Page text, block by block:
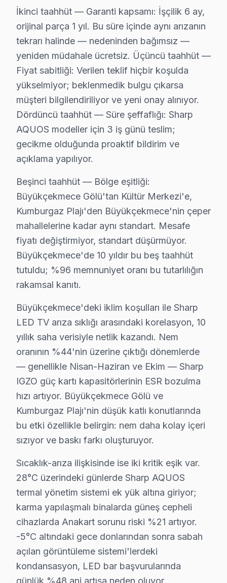
19 Mayıs Mahallesi'nde, genellikle Sharp
Ahmediye'de Sharp TV Servisi
Ahmediye Mahallesi, Sharp televizyon kullanıcıları
Alkent 2000'de Sharp TV Servisi
Alkent 2000 Mahallesi'nde Sharp televizyonunuz'lerde
Atatürk'te Sharp TV Servisi
Atatürk Mahallesi'nde, Sharp televizyon'ler genellikle
Bahçelievler'de Sharp TV Servisi
Bahçelievler Mahallesi'nde, Sharp televizyonunuz
Batıköy'de Sharp TV Servisi
Batıköy Mahallesi, bu cihaz ekran'lerde sıkça
Celaliye'de bu marka TV Servisi
Celaliye Mahallesi'nde, Sharp televizyon arızalarının
Cumhuriyet'te bu TV TV Servisi
Cumhuriyet Mahallesi'nde, Sharp televizyon'lerde sık
Çakmaklı'da Sharp TV Servisi
Çakmaklı Mahallesi, söz konusu model
Dizdariye'de Sharp TV Servisi
Dizdariye Mahallesi'nde, Sharp televizyon'lerde en
Fatih'te Sharp TV Servisi
Fatih Mahallesi'nde, söz konusu model ekran'lerle
Güzelce'de Sharp TV Servisi
Güzelce Mahallesi, Sharp televizyonunuz
Hürriyet'te Sharp TV Servisi
Hürriyet Mahallesi'nde Sharp televizyonunuz bakım
Kamiloba'da Sharp TV Servisi
Kamiloba Mahallesi'nde Sharp TV tamiri için dikkat
İkinci taahhüt — Garanti kapsamı: İşçilik 6 ay,
orijinal parça 1 yıl. Bu süre içinde aynı arızanın
tekrarı halinde — nedeninden bağımsız —
yeniden müdahale ücretsiz. Üçüncü taahhüt —
Fiyat sabitliği: Verilen teklif hiçbir koşulda
yükselmiyor; beklenmedik bulgu çıkarsa
müşteri bilgilendiriliyor ve yeni onay alınıyor.
Dördüncü taahhüt — Süre şeffaflığı: Sharp
AQUOS modeller için 3 iş günü teslim;
gecikme olduğunda proaktif bildirim ve
açıklama yapılıyor.
Beşinci taahhüt — Bölge eşitliği:
Büyükçekmece Gölü'tan Kültür Merkezi'e,
Kumburgaz Plajı'den Büyükçekmece'nin çeper
mahallelerine kadar aynı standart. Mesafe
fiyatı değiştirmiyor, standart düşürmüyor.
Büyükçekmece'de 10 yıldır bu beş taahhüt
tutuldu; %96 memnuniyet oranı bu tutarlılığın
rakamsal kanıtı.
Büyükçekmece'deki iklim koşulları ile Sharp
LED TV arıza sıklığı arasındaki korelasyon, 10
yıllık saha verisiyle netlik kazandı. Nem
oranının %44'nin üzerine çıktığı dönemlerde
— genellikle Nisan-Haziran ve Ekim — Sharp
IGZO güç kartı kapasitörlerinin ESR bozulma
hızı artıyor. Büyükçekmece Gölü ve
Kumburgaz Plajı'nin düşük katlı konutlarında
bu etki özellikle belirgin: nem daha kolay içeri
sızıyor ve baskı farkı oluşturuyor.
Sıcaklık-arıza ilişkisinde ise iki kritik eşik var.
28°C üzerindeki günlerde Sharp AQUOS
termal yönetim sistemi ek yük altına giriyor;
karma yapılaşmalı binalarda güneş cepheli
cihazlarda Anakart sorunu riski %21 artıyor.
-5°C altındaki gece donlarından sonra sabah
açılan görüntüleme sistemi'lerdeki
kondansasyon, LED bar başvurularında